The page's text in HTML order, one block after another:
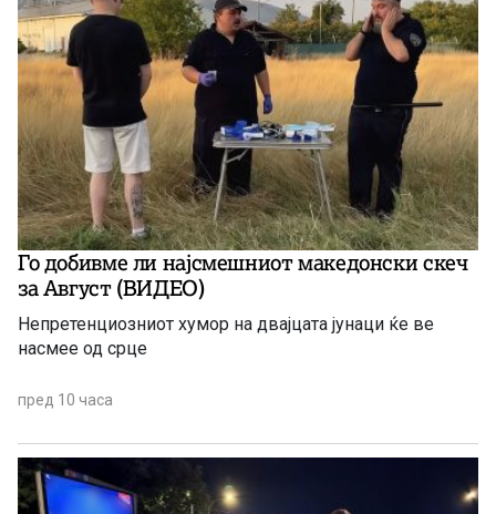
Го добивме ли најсмешниот македонски скеч
за Август (ВИДЕО)
Непретенциозниот хумор на двајцата јунаци ќе ве
насмее од срце
пред 10 часа